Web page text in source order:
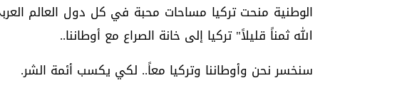
الوطنية منحت تركيا مساحات محبة في كل دول العالم
الله ثمناً قليلاً" تركيا إلى خانة الصراع مع أوطاننا..
سنخسر نحن وأوطاننا وتركيا معاً.. لكي يكسب أئمة الشر.